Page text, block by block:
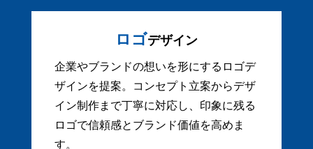
ロゴデザイン
企業やブランドの想いを形にするロゴデ
ザインを提案。コンセプト立案からデザ
イン制作まで丁寧に対応し、印象に残る
ロゴで信頼感とブランド価値を高めま
す。